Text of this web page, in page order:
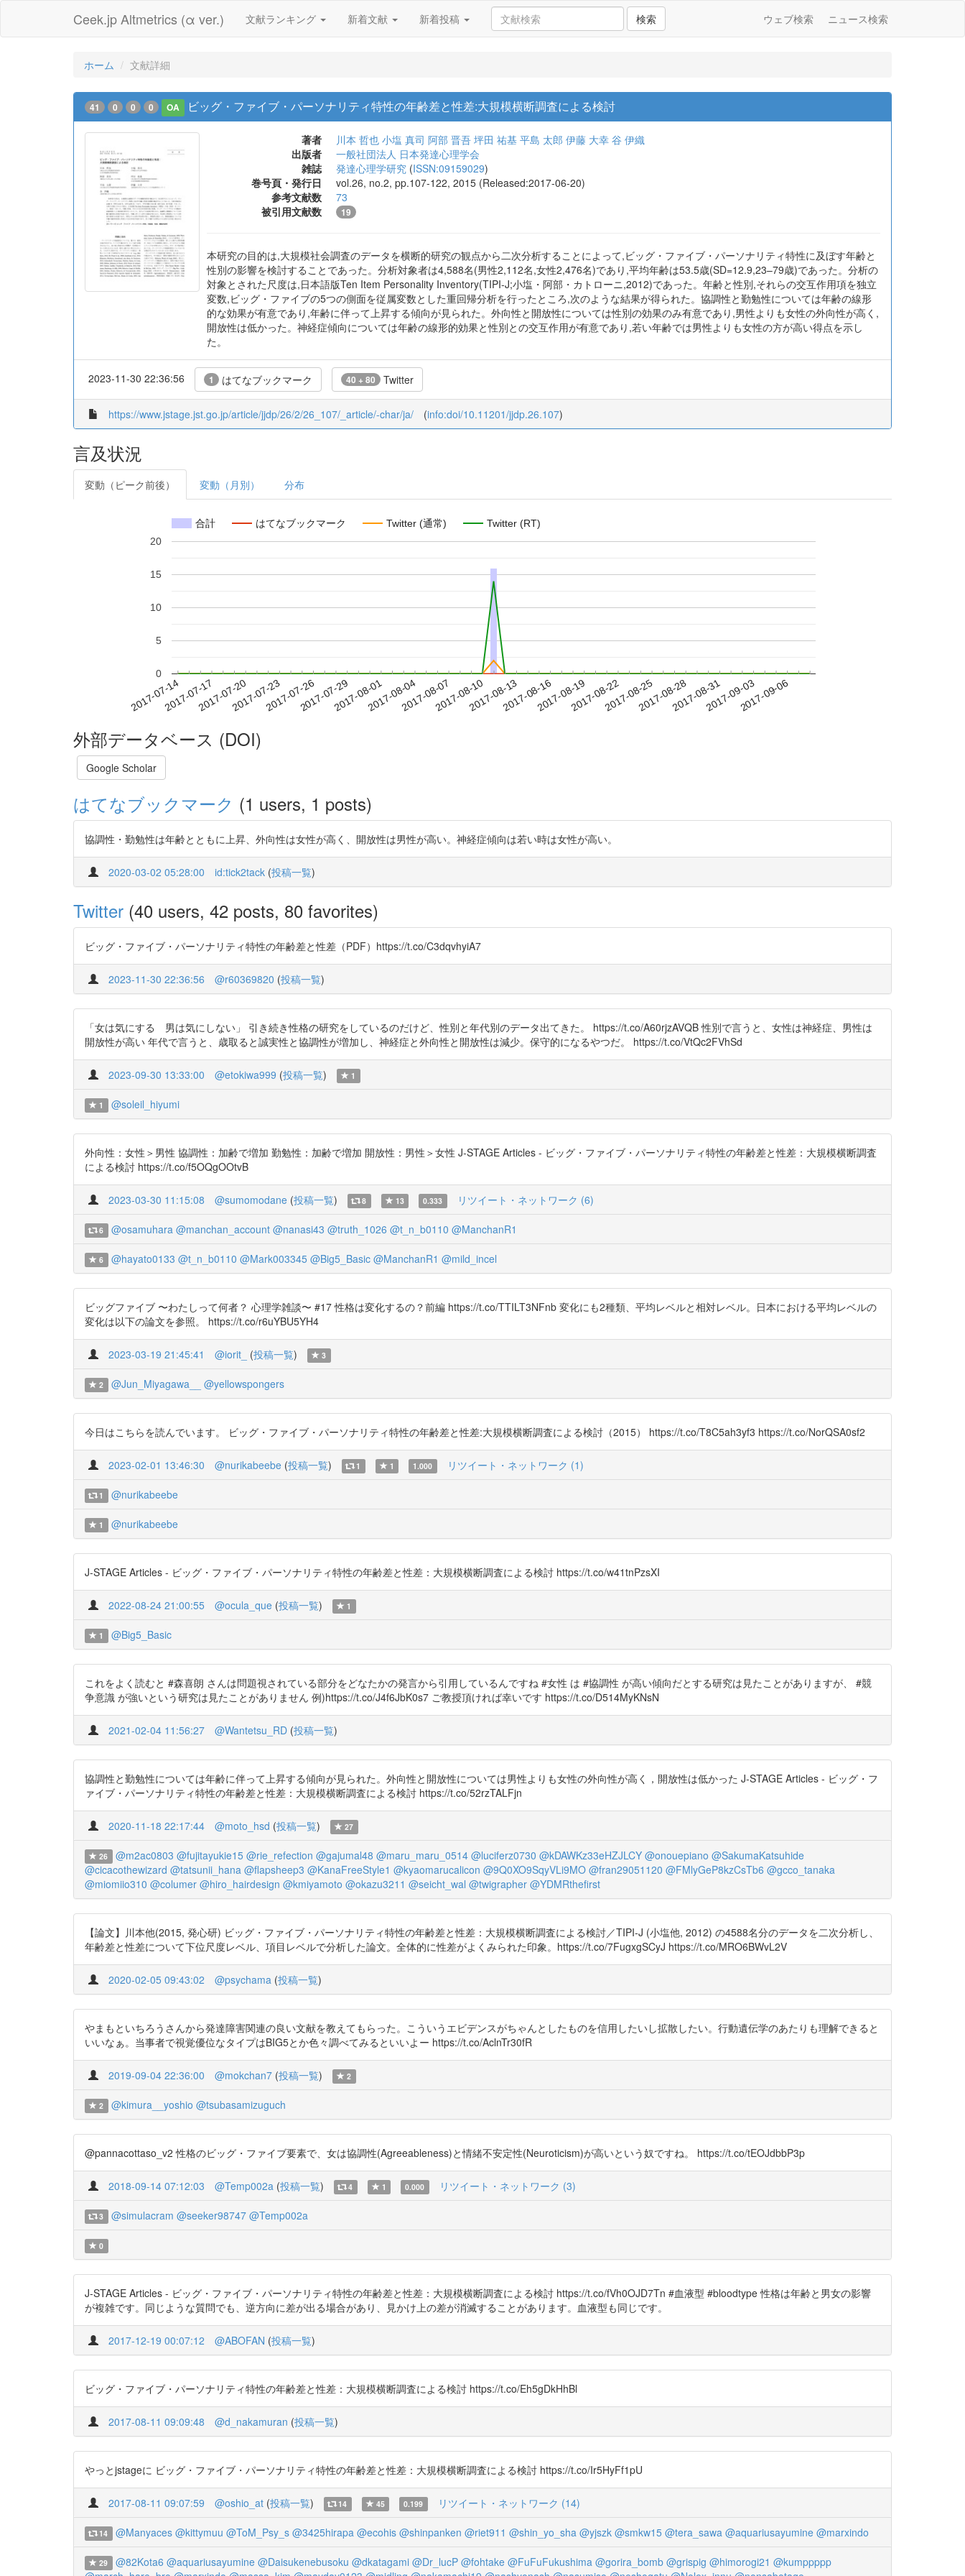
Ceek.jp Altmetrics (α ver.) 文献ランキング 新着文献 新着投稿 検索 ウェブ検索 ニュース検索
ホーム 文献詳細
41 0 0 0 OA ビッグ・ファイブ・パーソナリティ特性の年齢差と性差:大規模横断調査による検討
著者 川本 哲也 小塩 真司 阿部 晋吾 坪田 祐基 平島 太郎 伊藤 大幸 谷 伊織
出版者
一般社団法人 日本発達心理学会
雑誌
発達心理学研究 (ISSN:09159029)
巻号頁・発行日
vol.26, no.2, pp.107-122, 2015 (Released:2017-06-20)
参考文献数
73
被引用文献数
19
本研究の目的は,大規模社会調査のデータを横断的研究の観点から二次分析することによって,ビッグ・ファイブ・パーソナリティ特性に及ぼす年齢と
性別の影響を検討することであった。分析対象者は4,588名(男性2,112名,女性2,476名)であり,平均年齢は53.5歳(SD=12.9,23–79歳)であった。分析の
対象とされた尺度は,日本語版Ten Item Personality Inventory(TIPI-J;小塩・阿部・カトローニ,2012)であった。年齢と性別,それらの交互作用項を独立
変数,ビッグ・ファイブの5つの側面を従属変数とした重回帰分析を行ったところ,次のような結果が得られた。協調性と勤勉性については年齢の線形
的な効果が有意であり,年齢に伴って上昇する傾向が見られた。外向性と開放性については性別の効果のみ有意であり,男性よりも女性の外向性が高く,
開放性は低かった。神経症傾向については年齢の線形的効果と性別との交互作用が有意であり,若い年齢では男性よりも女性の方が高い得点を示し
た。
2023-11-30 22:36:56 1 はてなブックマーク 40 + 80 Twitter
https://www.jstage.jst.go.jp/article/jjdp/26/2/26_107/_article/-char/ja/ (info:doi/10.11201/jjdp.26.107)
言及状況
変動（ピーク前後） 変動（月別） 分布
合計 はてなブックマーク Twitter (通常) Twitter (RT)
2017-07-142017-07-172017-07-202017-07-232017-07-262017-07-292017-08-012017-08-042017-08-072017-08-102017-08-132017-08-162017-08-192017-08-222017-08-252017-08-282017-08-312017-09-032017-09-06
0
5
10
15
20
外部データベース (DOI)
Google Scholar
はてなブックマーク (1 users, 1 posts)
協調性・勤勉性は年齢とともに上昇、外向性は女性が高く、開放性は男性が高い。神経症傾向は若い時は女性が高い。
2020-03-02 05:28:00 id:tick2tack (投稿一覧)
Twitter (40 users, 42 posts, 80 favorites)
ビッグ・ファイブ・パーソナリティ特性の年齢差と性差（PDF）https://t.co/C3dqvhyiA7
2023-11-30 22:36:56 @r60369820 (投稿一覧)
「女は気にする 男は気にしない」 引き続き性格の研究をしているのだけど、性別と年代別のデータ出てきた。 https://t.co/A60rjzAVQB 性別で言うと、女性は神経症、男性は
開放性が高い 年代で言うと、歳取ると誠実性と協調性が増加し、神経症と外向性と開放性は減少。保守的になるやつだ。 https://t.co/VtQc2FVhSd
2023-09-30 13:33:00 @etokiwa999 (投稿一覧) 1
1 @soleil_hiyumi
外向性：女性＞男性 協調性：加齢で増加 勤勉性：加齢で増加 開放性：男性＞女性 J-STAGE Articles - ビッグ・ファイブ・パーソナリティ特性の年齢差と性差：大規模横断調査
による検討 https://t.co/f5OQgOOtvB
2023-03-30 11:15:08 @sumomodane (投稿一覧) 8 13 0.333 リツイート・ネットワーク (6)
6 @osamuhara @manchan_account @nanasi43 @truth_1026 @t_n_b0110 @ManchanR1
6 @hayato0133 @t_n_b0110 @Mark003345 @Big5_Basic @ManchanR1 @mild_incel
ビッグファイブ 〜わたしって何者？ 心理学雑談〜 #17 性格は変化するの？前編 https://t.co/TTILT3NFnb 変化にも2種類、平均レベルと相対レベル。日本における平均レベルの
変化は以下の論文を参照。 https://t.co/r6uYBU5YH4
2023-03-19 21:45:41 @iorit_ (投稿一覧) 3
2 @Jun_Miyagawa__ @yellowspongers
今日はこちらを読んでいます。 ビッグ・ファイブ・パーソナリティ特性の年齢差と性差:大規模横断調査による検討（2015） https://t.co/T8C5ah3yf3 https://t.co/NorQSA0sf2
2023-02-01 13:46:30 @nurikabeebe (投稿一覧) 1 1 1.000 リツイート・ネットワーク (1)
1 @nurikabeebe
1 @nurikabeebe
J-STAGE Articles - ビッグ・ファイブ・パーソナリティ特性の年齢差と性差：大規模横断調査による検討 https://t.co/w41tnPzsXI
2022-08-24 21:00:55 @ocula_que (投稿一覧) 1
1 @Big5_Basic
これをよく読むと #森喜朗 さんは問題視されている部分をどなたかの発言から引用しているんですね #女性 は #協調性 が高い傾向だとする研究は見たことがありますが、 #競
争意識 が強いという研究は見たことがありません 例)https://t.co/J4f6JbK0s7 ご教授頂ければ幸いです https://t.co/D514MyKNsN
2021-02-04 11:56:27 @Wantetsu_RD (投稿一覧)
協調性と勤勉性については年齢に伴って上昇する傾向が見られた。外向性と開放性については男性よりも女性の外向性が高く，開放性は低かった J-STAGE Articles - ビッグ・フ
ァイブ・パーソナリティ特性の年齢差と性差：大規模横断調査による検討 https://t.co/52rzTALFjn
2020-11-18 22:17:44 @moto_hsd (投稿一覧) 27
26 @m2ac0803 @fujitayukie15 @rie_refection @gajumal48 @maru_maru_0514 @luciferz0730 @kDAWKz33eHZJLCY @onouepiano @SakumaKatsuhide
@cicacothewizard @tatsunii_hana @flapsheep3 @KanaFreeStyle1 @kyaomarucalicon @9Q0XO9SqyVLi9MO @fran29051120 @FMlyGeP8kzCsTb6 @gcco_tanaka
@miomiio310 @columer @hiro_hairdesign @kmiyamoto @okazu3211 @seicht_wal @twigrapher @YDMRthefirst
【論文】川本他(2015, 発心研) ビッグ・ファイブ・パーソナリティ特性の年齢差と性差：大規模横断調査による検討／TIPI-J (小塩他, 2012) の4588名分のデータを二次分析し、
年齢差と性差について下位尺度レベル、項目レベルで分析した論文。全体的に性差がよくみられた印象。https://t.co/7FugxgSCyJ https://t.co/MRO6BWvL2V
2020-02-05 09:43:02 @psychama (投稿一覧)
やまもといちろうさんから発達障害関連の良い文献を教えてもらった。こういうエビデンスがちゃんとしたものを信用したいし拡散したい。行動遺伝学のあたりも理解できると
いいなぁ。当事者で視覚優位なタイプはBIG5とか色々調べてみるといいよー https://t.co/AclnTr30fR
2019-09-04 22:36:00 @mokchan7 (投稿一覧) 2
2 @kimura__yoshio @tsubasamizuguch
@pannacottaso_v2 性格のビッグ・ファイブ要素で、女は協調性(Agreeableness)と情緒不安定性(Neuroticism)が高いという奴ですね。 https://t.co/tEOJdbbP3p
2018-09-14 07:12:03 @Temp002a (投稿一覧) 4 1 0.000 リツイート・ネットワーク (3)
3 @simulacram @seeker98747 @Temp002a
0
J-STAGE Articles - ビッグ・ファイブ・パーソナリティ特性の年齢差と性差：大規模横断調査による検討 https://t.co/fVh0OJD7Tn #血液型 #bloodtype 性格は年齢と男女の影響
が複雑です。同じような質問でも、逆方向に差が出る場合があり、見かけ上の差が消滅することがあります。血液型も同じです。
2017-12-19 00:07:12 @ABOFAN (投稿一覧)
ビッグ・ファイブ・パーソナリティ特性の年齢差と性差：大規模横断調査による検討 https://t.co/Eh5gDkHhBl
2017-08-11 09:09:48 @d_nakamuran (投稿一覧)
やっとjstageに ビッグ・ファイブ・パーソナリティ特性の年齢差と性差：大規模横断調査による検討 https://t.co/Ir5HyFf1pU
2017-08-11 09:07:59 @oshio_at (投稿一覧) 14 45 0.199 リツイート・ネットワーク (14)
14 @Manyaces @kittymuu @ToM_Psy_s @3425hirapa @ecohis @shinpanken @riet911 @shin_yo_sha @yjszk @smkw15 @tera_sawa @aquariusayumine @marxindo
29 @82Kota6 @aquariusayumine @Daisukenebusoku @dkatagami @Dr_lucP @fohtake @FuFuFukushima @gorira_bomb @grispig @himorogi21 @kumppppp